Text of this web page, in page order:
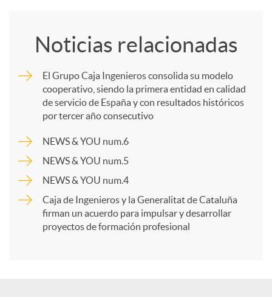
a
r
Noticias relacionadas
El Grupo Caja Ingenieros consolida su modelo
cooperativo, siendo la primera entidad en calidad
de servicio de España y con resultados históricos
por tercer año consecutivo
NEWS & YOU num.6
NEWS & YOU num.5
NEWS & YOU num.4
Caja de Ingenieros y la Generalitat de Cataluña
firman un acuerdo para impulsar y desarrollar
proyectos de formación profesional